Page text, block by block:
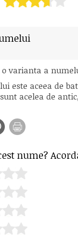
varianta a
este aceea de
acelea de
nume?